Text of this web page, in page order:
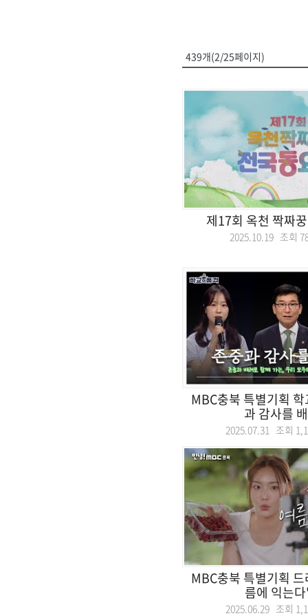
439개(2/25페이지)
제17회 옥천 짝짜
2025.10.19 조회
MBC충북 특별기획
과 감사를
2025.07.31 조회
MBC충북 특별기획
름에 익는
2025.06.29 조회